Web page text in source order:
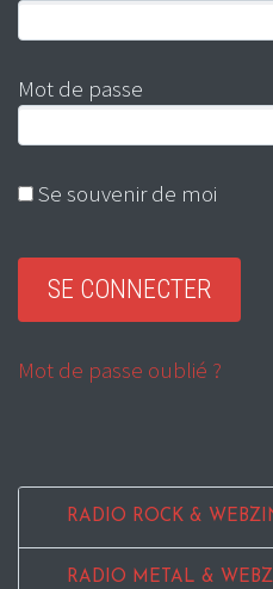
Mot de passe
Se souvenir de moi
Mot de passe oublié ?
RADIO ROCK &
RADIO METAL &